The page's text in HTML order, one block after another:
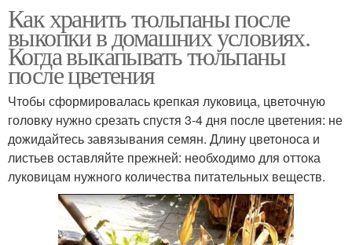
Как хранить тюльпаны после
выкопки в домашних условиях.
Когда выкапывать тюльпаны
после цветения
Чтобы сформировалась крепкая луковица, цветочную
головку нужно срезать спустя 3-4 дня после цветения: не
дожидайтесь завязывания семян. Длину цветоноса и
листьев оставляйте прежней: необходимо для оттока
луковицам нужного количества питательных веществ.